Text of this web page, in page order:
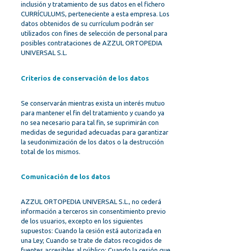
inclusión y tratamiento de sus datos en el fichero
CURRÍCULUMS, perteneciente a esta empresa. Los
datos obtenidos de su currículum podrán ser
utilizados con fines de selección de personal para
posibles contrataciones de AZZUL ORTOPEDIA
UNIVERSAL S.L.
Criterios de conservación de los datos
Se conservarán mientras exista un interés mutuo
para mantener el fin del tratamiento y cuando ya
no sea necesario para tal fin, se suprimirán con
medidas de seguridad adecuadas para garantizar
la seudonimización de los datos o la destrucción
total de los mismos.
Comunicación de los datos
AZZUL ORTOPEDIA UNIVERSAL S.L., no cederá
información a terceros sin consentimiento previo
de los usuarios, excepto en los siguientes
supuestos: Cuando la cesión está autorizada en
una Ley; Cuando se trate de datos recogidos de